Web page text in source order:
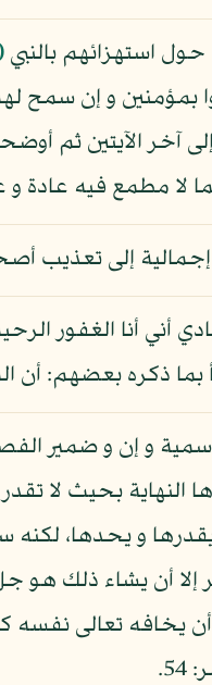
استهزائهم بالنبي
بمؤمنين و إن سمح لهم
آخر الآيتين ثم
لا مطمع فيه عادة
إجمالية إلى
أني أنا الغفور
بما ذكره بعضهم:
و إن و ضمير
النهاية بحيث لا
و يحدها،
إلا أن يشاء ذلك هو
أن يخافه تعالى